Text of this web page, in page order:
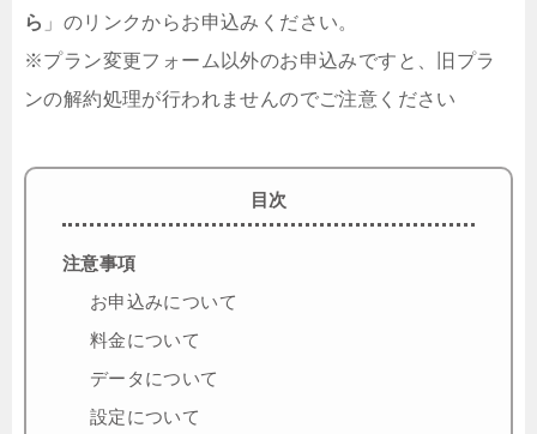
ら 」のリンクからお申込みください。
※プラン変更フォーム以外のお申込みですと、旧プラ
ンの解約処理が行われませんのでご注意ください
目次
注意事項
お申込みについて
料金について
データについて
設定について